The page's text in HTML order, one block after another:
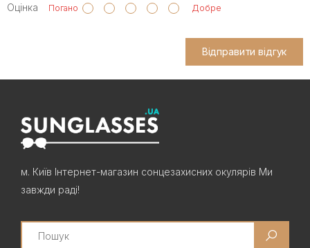
Оцінка Погано Добре
Відправити відгук
м. Київ Інтернет-магазин сонцезахисних окулярів Ми
завжди раді!
Search